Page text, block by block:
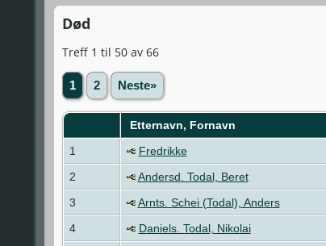
Død
Treff 1 til 50 av 66
1 2 Neste»
Etternavn, Fornavn
1
Fredrikke
2
Andersd. Todal, Beret
3
Arnts. Schei (Todal), Anders
4
Daniels. Todal, Nikolai